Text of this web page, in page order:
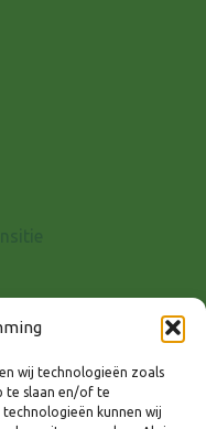
wij technologieën zoals
te slaan en/of te
kunnen wij